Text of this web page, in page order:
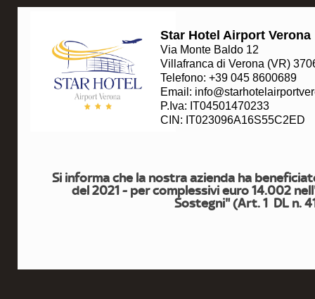
Star Hotel Airport Verona
Via Monte Baldo 12
Villafranca di Verona (VR)
Telefono: +39 045 8600689
Email:
P.Iva: IT04501470233
CIN: IT023096A16S55C2ED
Si informa che la nostra azienda ha
del 2021 - per complessivi euro 14.002
Sostegni" (Art. 1 DL n.